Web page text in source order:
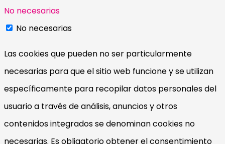
No necesarias
No necesarias
Las cookies que pueden no ser particularmente
necesarias para que el sitio web funcione y se utilizan
específicamente para recopilar datos personales del
usuario a través de análisis, anuncios y otros
contenidos integrados se denominan cookies no
necesarias. Es obligatorio obtener el consentimiento